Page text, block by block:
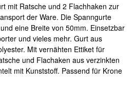
mit Ratsche und 2 Flachhaken zur
der Ware. Die Spanngurte
eine Breite von 50mm. Einsetzbar
und vieles mehr. Gurt aus
Mit vernähten Ettiket für
und Flachaken aus verzinkten
mit Kunststoff. Passend für Krone